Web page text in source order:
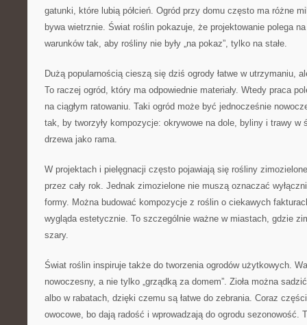
gatunki, które lubią półcień. Ogród przy domu często ma różne
bywa wietrznie. Świat roślin pokazuje, że projektowanie polega
warunków tak, aby rośliny nie były „na pokaz”, tylko na stałe.
Dużą popularnością cieszą się dziś ogrody łatwe w utrzymaniu,
To raczej ogród, który ma odpowiednie materiały. Wtedy praca
na ciągłym ratowaniu. Taki ogród może być jednocześnie
tak, by tworzyły kompozycje: okrywowe na dole, byliny i trawy w
drzewa jako rama.
W projektach i pielęgnacji często pojawiają się rośliny
przez cały rok. Jednak zimozielone nie muszą oznaczać
formy. Można budować kompozycje z roślin o ciekawych
wygląda estetycznie. To szczególnie ważne w miastach, gdzie
szary.
Świat roślin inspiruje także do tworzenia ogrodów użytkowych.
nowoczesny, a nie tylko „grządką za domem”. Zioła można
albo w rabatach, dzięki czemu są łatwe do zebrania. Coraz
owocowe, bo dają radość i wprowadzają do ogrodu sezonowość.